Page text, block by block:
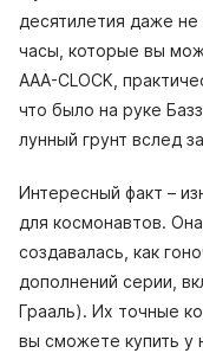
десятилетия даже не
часы, которые вы
AAA-CLOCK,
что было на руке
лунный грунт вслед
Интересный факт –
для космонавтов.
создавалась, как
дополнений серии,
Грааль). Их точные
вы сможете купить у